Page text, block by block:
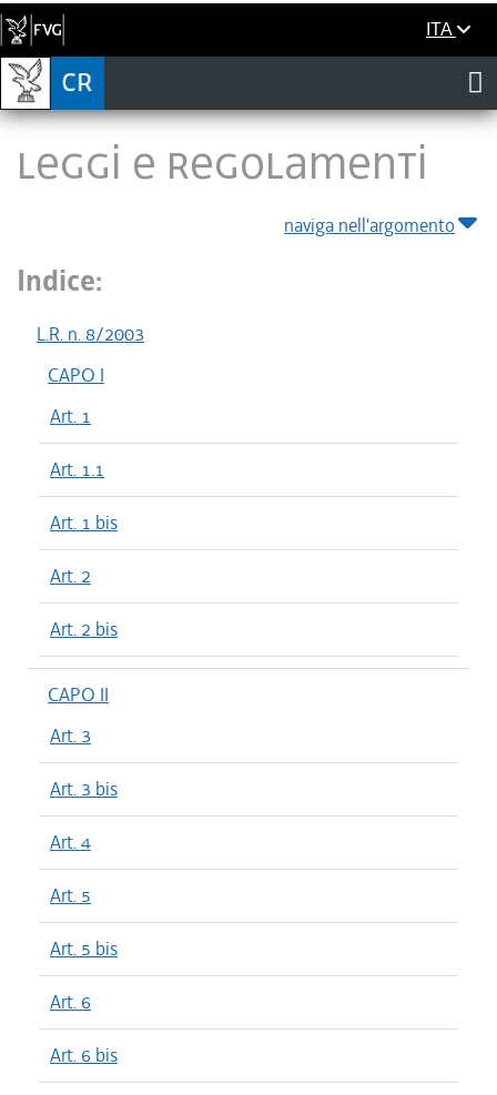
ITA
LEGGI E REGOLAMENTI
naviga nell'argomento
Indice:
L.R. n. 8/2003
CAPO I
Art. 1
Art. 1.1
Art. 1 bis
Art. 2
Art. 2 bis
CAPO II
Art. 3
Art. 3 bis
Art. 4
Art. 5
Art. 5 bis
Art. 6
Art. 6 bis